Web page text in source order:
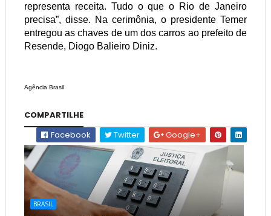
representa receita. Tudo o que o Rio de Janeiro
precisa”, disse. Na cerimônia, o presidente Temer
entregou as chaves de um dos carros ao prefeito de
Resende, Diogo Balieiro Diniz.
Agência Brasil
COMPARTILHE
Facebook
Twitter Google+
BRASIL